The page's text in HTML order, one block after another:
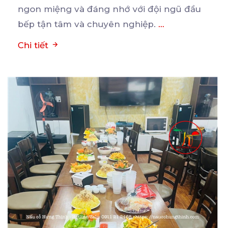
ngon miệng và đáng nhớ với đội ngũ đầu
bếp tận tâm và chuyên nghiệp. ...
Chi tiết